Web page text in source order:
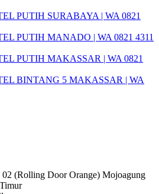
PUTIH SURABAYA | WA 0821
PUTIH MANADO | WA 0821 4311
PUTIH MAKASSAR | WA 0821
BINTANG 5 MAKASSAR | WA
02 (Rolling Door Orange) Mojoagung